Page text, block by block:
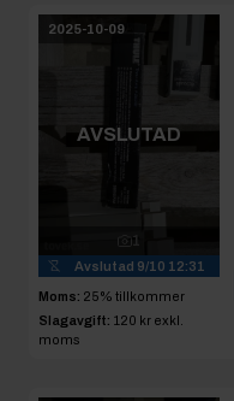
2025-10-09
AVSLUTAD
1
Avslutad 9/10 12:31
Moms: 25% tillkommer
Slagavgift: 120 kr exkl.
moms